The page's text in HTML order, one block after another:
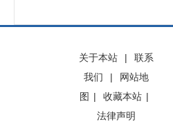
关于本站 |
联系
我们
|
网站地
图 | 收藏本站 |
法律声明